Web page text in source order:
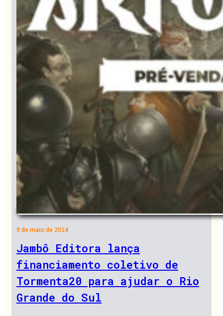
9 de maio de 2024
Jambô Editora lança
financiamento coletivo de
Tormenta20 para ajudar o Rio
Grande do Sul